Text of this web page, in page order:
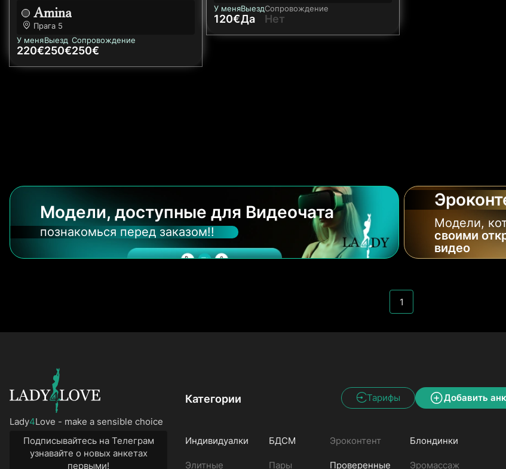
Amina
Прага 5
У меня
220€
Выезд
250€
Сопровождение
250€
У меня
120€
Выезд
Да
Сопровождение
Нет
Модели, доступные для Видеочата
познакомься перед заказом!!
Модели,
своими
видео
1
Lady4Love - make a sensible choice
Подписывайтесь на Телеграм
узнавайте о новых анкетах
первыми!
Категории Тарифы Добавить
Индивидуалки
Элитные
БДСМ
Пары
Эроконтент
Проверенные
Блондинки
Эромассаж